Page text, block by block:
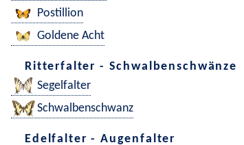
Postillion
Goldene Acht
Ritterfalter - Schwalbenschwänze
Segelfalter
Schwalbenschwanz
Edelfalter - Augenfalter